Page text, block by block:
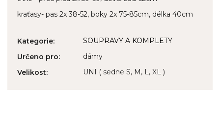
kraťasy- pas 2x 38-52, boky 2x 75-85cm, délka 40cm
Kategorie:
SOUPRAVY A KOMPLETY
Určeno pro:
dámy
Velikost: UNI ( sedne S, M, L, XL )